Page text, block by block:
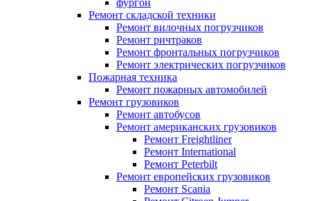
фургон
Ремонт складской техники
Ремонт вилочных погрузчиков
Ремонт ричтраков
Ремонт фронтальных погрузчиков
Ремонт электрических погрузчиков
Пожарная техника
Ремонт пожарных автомобилей
Ремонт грузовиков
Ремонт автобусов
Ремонт американских грузовиков
Ремонт Freightliner
Ремонт International
Ремонт Peterbilt
Ремонт европейских грузовиков
Ремонт Scania